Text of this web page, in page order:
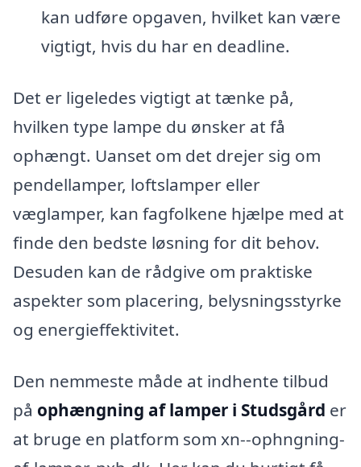
kan udføre opgaven, hvilket kan være
vigtigt, hvis du har en deadline.
Det er ligeledes vigtigt at tænke på,
hvilken type lampe du ønsker at få
ophængt. Uanset om det drejer sig om
pendellamper, loftslamper eller
væglamper, kan fagfolkene hjælpe med at
finde den bedste løsning for dit behov.
Desuden kan de rådgive om praktiske
aspekter som placering, belysningsstyrke
og energieffektivitet.
Den nemmeste måde at indhente tilbud
på ophængning af lamper i Studsgård er
at bruge en platform som xn--ophngning-